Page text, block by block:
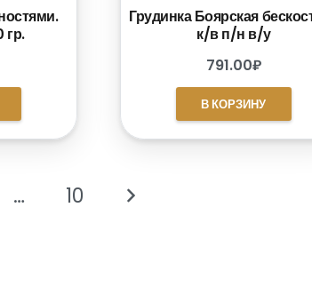
гр.
Грудинка Боярская
к/в п/н в/у
791.00₽
В КОРЗИНУ
… 10